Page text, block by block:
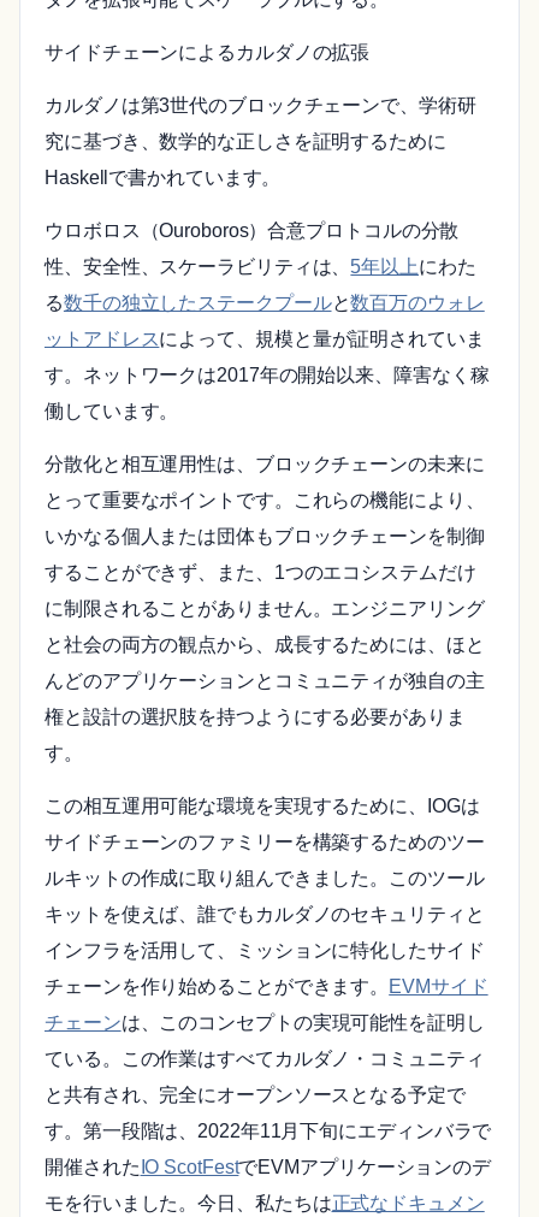
サイドチェーンによるカルダノの拡張
カルダノは第3世代のブロックチェーンで、学術研
究に基づき、数学的な正しさを証明するために
Haskellで書かれています。
ウロボロス（Ouroboros）合意プロトコルの分散
性、安全性、スケーラビリティは、 5年以上にわた
る数千の独立したステークプールと数百万のウォレ
ットアドレスによって、規模と量が証明されていま
す。ネットワークは2017年の開始以来、障害なく稼
働しています。
分散化と相互運用性は、ブロックチェーンの未来に
とって重要なポイントです。これらの機能により、
いかなる個人または団体もブロックチェーンを制御
することができず、また、1つのエコシステムだけ
に制限されることがありません。エンジニアリング
と社会の両方の観点から、成長するためには、ほと
んどのアプリケーションとコミュニティが独自の主
権と設計の選択肢を持つようにする必要がありま
す。
この相互運用可能な環境を実現するために、IOGは
サイドチェーンのファミリーを構築するためのツー
ルキットの作成に取り組んできました。このツール
キットを使えば、誰でもカルダノのセキュリティと
インフラを活用して、ミッションに特化したサイド
チェーンを作り始めることができます。
EVMサイド
チェーンは、このコンセプトの実現可能性を証明し
ている。この作業はすべてカルダノ・コミュニティ
と共有され、完全にオープンソースとなる予定で
す。第一段階は、2022年11月下旬にエディンバラで
開催された IO ScotFestでEVMアプリケーションのデ
モを行いました。今日、私たちは正式なドキュメン